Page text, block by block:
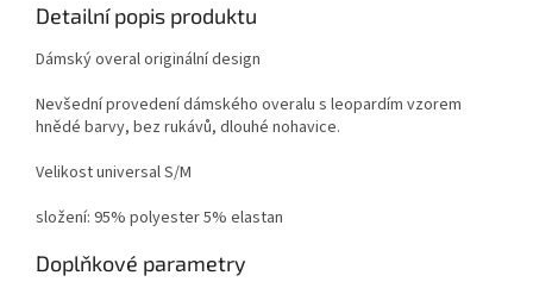
Detailní popis produktu
Dámský overal originální design
Nevšední provedení dámského overalu s leopardím vzorem
hnědé barvy, bez rukávů, dlouhé nohavice.
Velikost universal S/M
složení: 95% polyester 5% elastan
Doplňkové parametry